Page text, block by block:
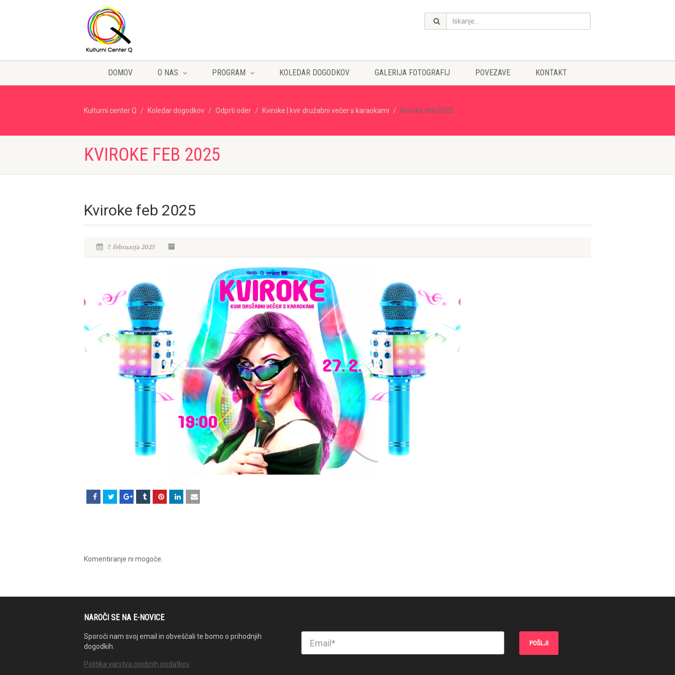
DOMOV O NAS PROGRAM KOLEDAR DOGODKOV GALERIJA FOTOGRAFIJ POVEZAVE KONTAKT
Kulturni center Q Koledar dogodkov Odprti oder Kviroke | kvir družabni večer s karaokami Kviroke feb 2025
KVIROKE FEB 2025
Kviroke feb 2025
7. februarja 2025
Komentiranje ni mogoče.
NAROČI SE NA E-NOVICE
Sporoči nam svoj email in obveščali te bomo o prihodnjih
dogodkih.
Politika varstva osebnih podatkov